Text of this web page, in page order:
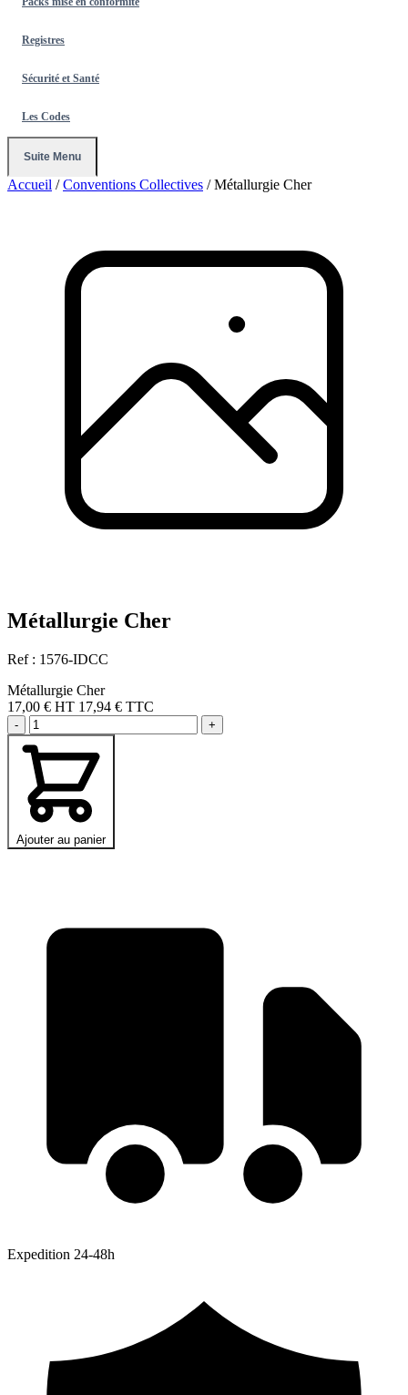
Registres
Sécurité et Santé
Les Codes
Suite Menu
Accueil / Conventions Collectives / Métallurgie Cher
Métallurgie Cher
Ref : 1576-IDCC
Métallurgie Cher
17,00 € HT 17,94 € TTC
- +
Ajouter au panier
Expedition 24-48h